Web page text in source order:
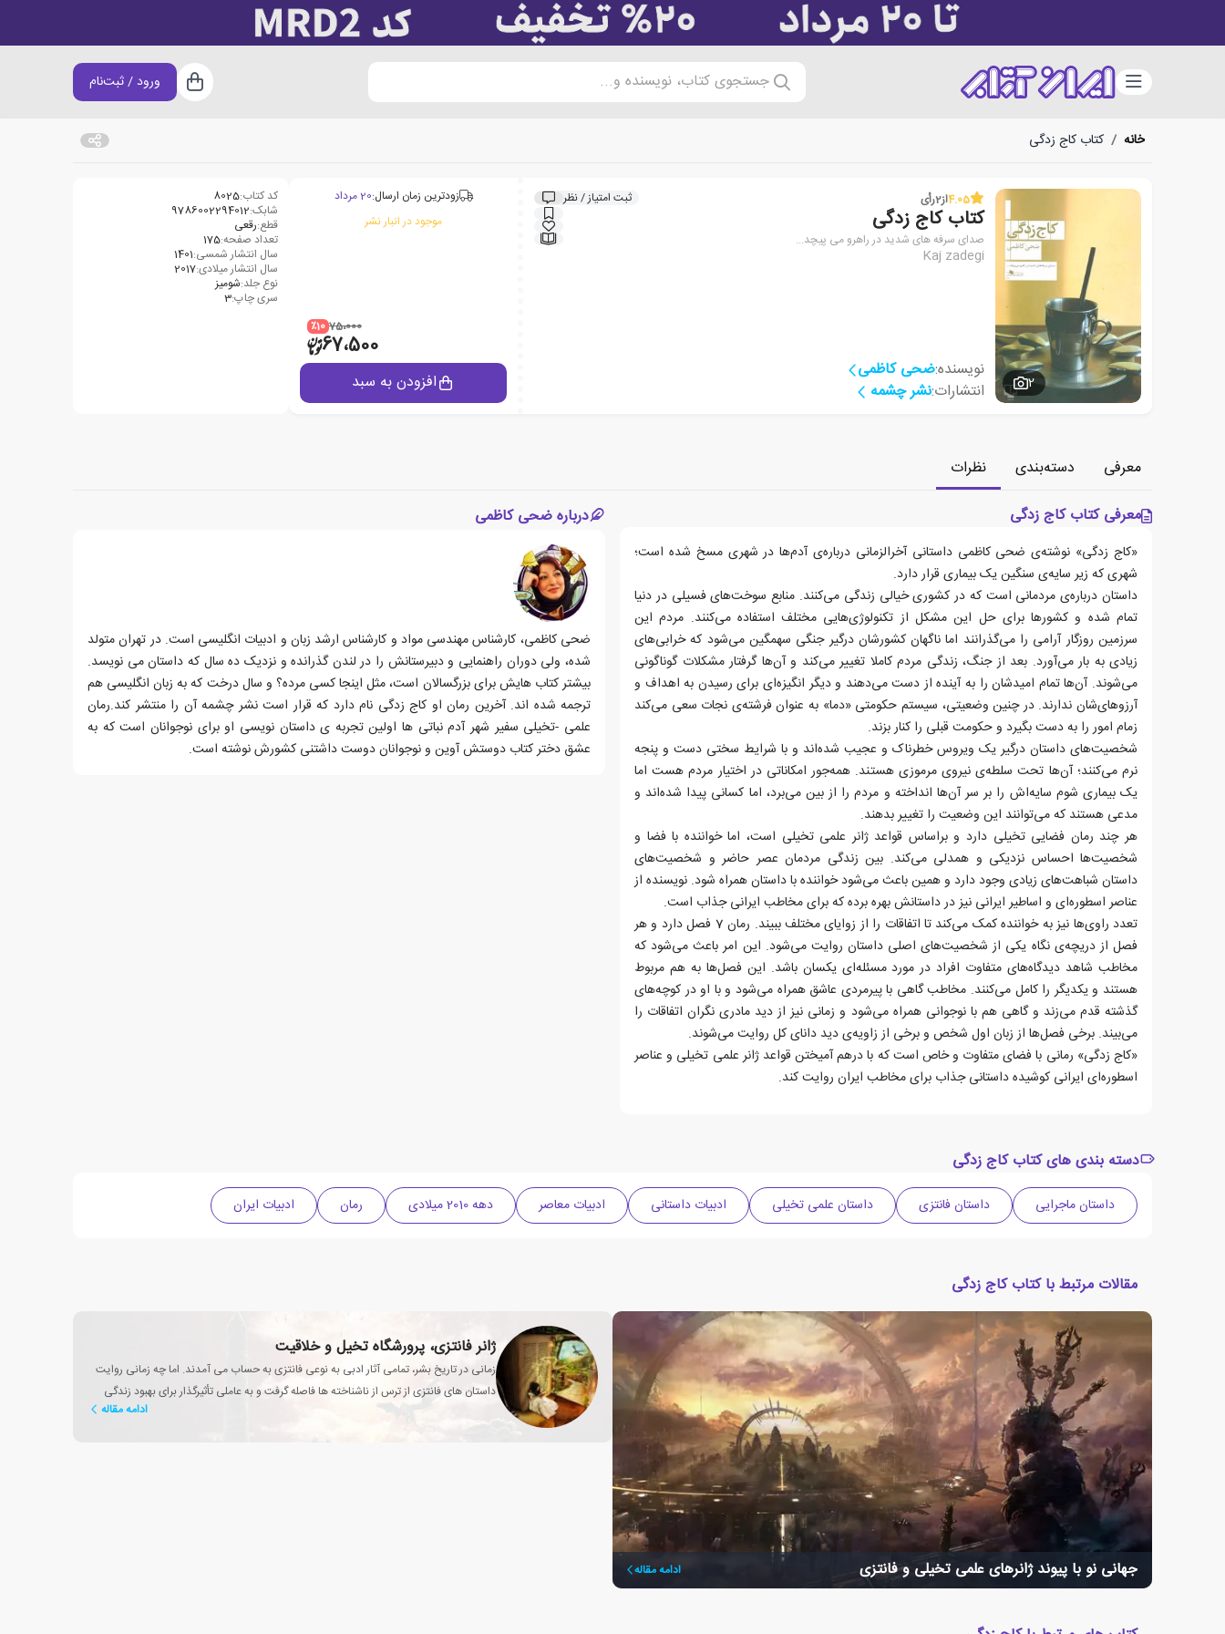
دسته‌بندی جستجوی کتاب، نویسنده و... سبد خرید
ورود / ثبت‌نام
خانه / کتاب کاج زدگی
2
4.05از2رأی ثبت امتیاز / نظر
کتاب کاج زدگی
صدای سرفه های شدید در راهرو می پیچد...
Kaj zadegi
نویسنده:ضحی کاظمی
انتشارات:نشر چشمه
زودترین زمان ارسال:20 مرداد
موجود در انبار نشر
75،000 ٪10
67،500
افزودن به سبد
کد کتاب:8025
شابک:9786002294012
قطع:رقعی
تعداد صفحه:175
سال انتشار شمسی:1401
سال انتشار میلادی:2017
نوع جلد:شومیز
سری چاپ:3
معرفی دسته‌بندی
نظرات
معرفی کتاب کاج زدگی
«کاج زدگی» نوشته‌ی ضحی کاظمی داستانی آخرالزمانی درباره‌ی آدم‌ها در شهری مسخ شده است؛
شهری که زیر سایه‌ی سنگین یک بیماری قرار دارد.
داستان درباره‌ی مردمانی است که در کشوری خیالی زندگی می‌کنند. منابع سوخت‌های فسیلی در دنیا
تمام شده و کشورها برای حل این مشکل از تکنولوژی‌هایی مختلف استفاده می‌کنند. مردم این
سرزمین روزگار آرامی را می‌گذرانند اما ناگهان کشورشان درگیر جنگی سهمگین می‌شود که خرابی‌های
زیادی به بار می‌آورد. بعد از جنگ، زندگی‌ مردم کاملا تغییر می‌کند و آن‌ها گرفتار مشکلات گوناگونی
می‌شوند. آن‌ها تمام امیدشان را به آینده از دست می‌دهند و دیگر انگیزه‌ای برای رسیدن به اهداف و
آرزوهای‌شان ندارند. در چنین وضعیتی، سیستم حکومتی «دما» به عنوان فرشته‌ی نجات سعی می‌کند
زمام امور را به دست بگیرد و حکومت قبلی را کنار بزند.
شخصیت‌های داستان درگیر یک ویروس خطرناک و عجیب شده‌اند و با شرایط سختی دست ‌و پنجه
نرم می‌کنند؛ آن‌ها تحت سلطه‌ی نیروی مرموزی هستند. همه‌جور امکاناتی در اختیار مردم هست اما
یک بیماری شوم سایه‌اش را بر سر آن‌ها انداخته و مردم را از بین می‌برد، اما کسانی پیدا شده‌اند و
مدعی هستند که می‌توانند این وضعیت را تغییر بدهند.
هر چند رمان فضایی تخیلی دارد و براساس قواعد ژانر علمی تخیلی است، اما خواننده با فضا و
شخصیت‌ها احساس نزدیکی و همدلی می‌کند. بین زندگی مردمان عصر حاضر و شخصیت‌های
داستان شباهت‌های زیادی وجود دارد و همین باعث می‌شود خواننده با داستان همراه شود. نویسنده از
عناصر اسطوره‌ای و اساطیر ایرانی نیز در داستانش بهره برده که برای مخاطب ایرانی جذاب است.
تعدد راوی‌ها نیز به خواننده کمک می‌کند تا اتفاقات را از زوایای مختلف ببیند. رمان 7 فصل دارد و هر
فصل از دریچه‌ی نگاه یکی از شخصیت‌های اصلی داستان روایت می‌شود. این امر باعث می‌شود که
مخاطب شاهد دیدگاه‌‌های متفاوت افراد در مورد مسئله‌‌ای یکسان باشد. این فصل‌ها به هم مربوط
هستند و یکدیگر را کامل می‌کنند. مخاطب گاهی با پیرمردی عاشق همراه می‌شود و با او در کوچه‌های
گذشته قدم می‌زند و گاهی هم با نوجوانی همراه می‌شود و زمانی نیز از دید مادری نگران اتفاقات را
می‌بیند. برخی فصل‌ها از زبان اول شخص و برخی از زاویه‌ی دید دانای کل روایت می‌شوند.
«کاج زدگی» رمانی با فضای متفاوت و خاص است که با درهم آمیختن قواعد ژانر علمی تخیلی و عناصر
اسطوره‌ای ایرانی کوشیده داستانی جذاب برای مخاطب ایران روایت کند.
درباره ضحی کاظمی
ضحی کاظمی، کارشناس مهندسی مواد و کارشناس ارشد زبان و ادبیات انگلیسی است. در تهران متولد
شده، ولی دوران راهنمایی و دبیرستانش را در لندن گذرانده و نزدیک ده سال که داستان می نویسد.
بیشتر کتاب هایش برای بزرگسالان است، مثل اینجا کسی مرده؟ و سال درخت که به زبان انگلیسی هم
ترجمه شده اند. آخرین رمان او کاج زدگی نام دارد که قرار است نشر چشمه آن را منتشر کند.رمان
علمی -تخیلی سفیر شهر آدم نباتی ها اولین تجربه ی داستان نویسی او برای نوجوانان است که به
عشق دختر کتاب دوستش آوین و نوجوانان دوست داشتنی کشورش نوشته است.
دسته بندی های کتاب کاج زدگی
داستان ماجرایی داستان فانتزی داستان علمی تخیلی ادبیات داستانی ادبیات معاصر دهه 2010 میلادی رمان ادبیات ایران
مقالات مرتبط با کتاب کاج زدگی
جهانی نو با پیوند ژانرهای علمی تخیلی و فانتزی ادامه مقاله
ژانر فانتزی، پرورشگاه تخیل و خلاقیت
زمانی در تاریخ بشر، تمامی آثار ادبی به نوعی فانتزی به حساب می آمدند. اما چه زمانی روایت
داستان های فانتزی از ترس از ناشناخته ها فاصله گرفت و به عاملی تأثیرگذار برای بهبود زندگی
ادامه مقاله